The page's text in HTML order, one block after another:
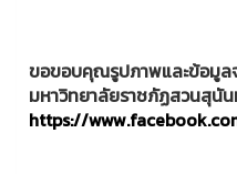
ขอขอบคุณรูปภาพและข้อมูล
มหาวิทยาลัยราชภัฏสวนสุนั
https://